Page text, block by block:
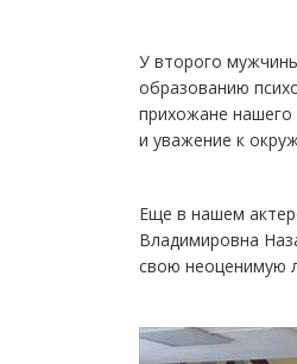
У второго
образованию
прихожане нашего
и уважение к
Еще в нашем
Владимировна
свою неоценимую